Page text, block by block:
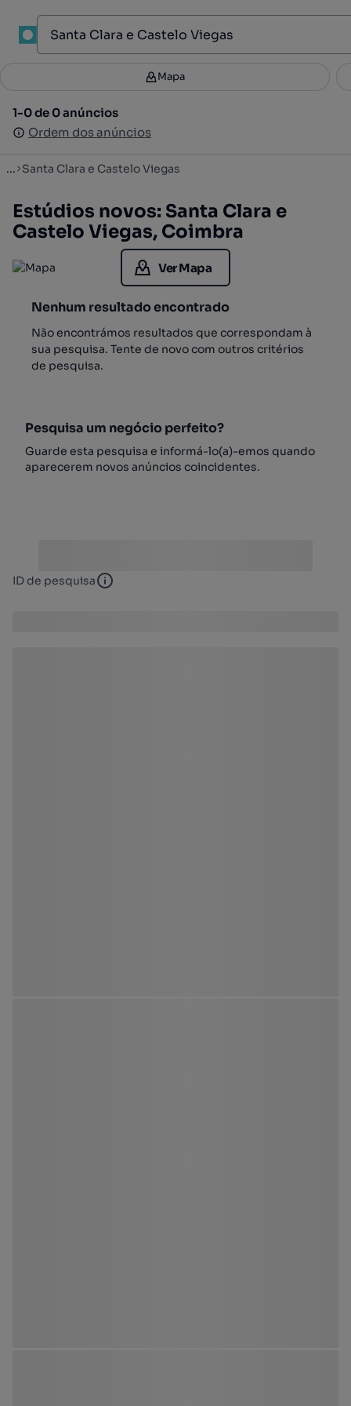
Filtros 3
1-0 de 0 anúncios
Ordem dos anúncios
Mapa
1-0 de 0 anúncios
Ordem dos anúncios
... Santa Clara e Castelo Viegas
Estúdios novos: Santa Clara e
Castelo Viegas, Coimbra
Ver Mapa
Nenhum resultado encontrado
Não encontrámos resultados que correspondam à
sua pesquisa. Tente de novo com outros critérios
de pesquisa.
Pesquisa um negócio perfeito?
Guarde esta pesquisa e informá-lo(a)-emos quando
aparecerem novos anúncios coincidentes.
ID de pesquisa ID de pesquisa